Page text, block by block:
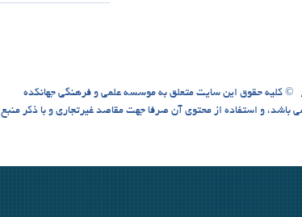
© کلیه حقوق این سایت متعلق به موسسه علمی و فرهنگی جهانکده
جهانکده، 1387) می باشد، و استفاده از محتوی آن صرفا جهت مقاصد غیرتجاری و با ذکر منبع